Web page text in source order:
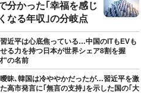
分かった｢幸福を感じ
なる年収｣の分岐点
近平は心底焦っている…中国のITもEVも
る力を持つ日本が世界シェア8割を握
"の名前
昧､韓国は冷ややかだったが…習近平を激
高市発言に｢無言の支持｣を示した国の｢大